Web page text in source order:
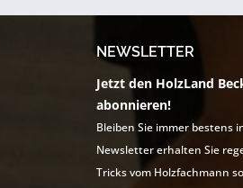
NEWSLETTER
Jetzt den HolzLand
abonnieren!
Bleiben Sie immer bestens
Newsletter erhalten Sie
Tricks vom Holzfachmann